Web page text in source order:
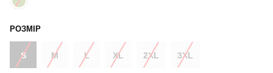
РОЗМІР
S M L XL 2XL 3XL